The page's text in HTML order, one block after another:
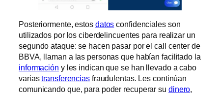
Posteriormente, estos datos confidenciales son
utilizados por los ciberdelincuentes para realizar un
segundo ataque: se hacen pasar por el call center de
BBVA, llaman a las personas que habían facilitado la
información y les indican que se han llevado a cabo
variastransferenciasfraudulentas. Les continúan
comunicando que, para poder recuperar su dinero